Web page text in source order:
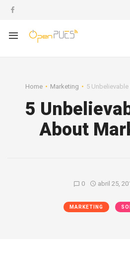
Home Marketing 5
5
About
0 abril 25,
MARKETING